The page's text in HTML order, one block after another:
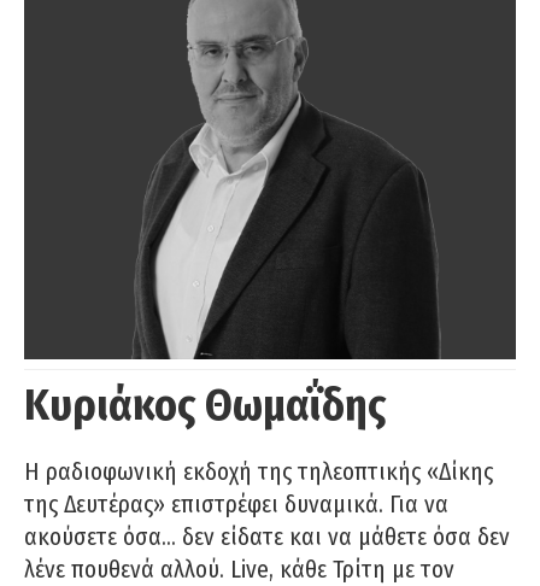
Κυριάκος Θωμαΐδης
Η ραδιοφωνική εκδοχή της τηλεοπτικής «Δίκης
της Δευτέρας» επιστρέφει δυναμικά. Για να
ακούσετε όσα… δεν είδατε και να μάθετε όσα δεν
λένε πουθενά αλλού. Live, κάθε Τρίτη με τον